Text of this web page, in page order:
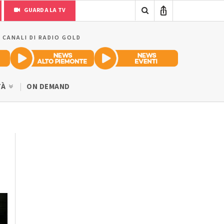
GUARDA LA TV
DI RADIO GOLD
ON DEMAND